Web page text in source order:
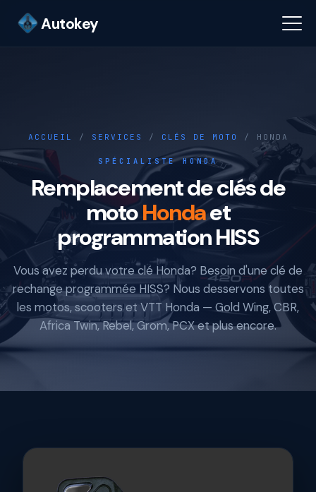
Autokey
ACCUEIL / SERVICES / CLÉS DE MOTO / HONDA
SPÉCIALISTE HONDA
Remplacement de clés de
motoHondaet
programmation HISS
Vous avez perdu votre clé Honda? Besoin d'une clé de
rechange programmée HISS? Nous desservons toutes
les motos, scooters et VTT Honda — Gold Wing, CBR,
Africa Twin, Rebel, Grom, PCX et plus encore.